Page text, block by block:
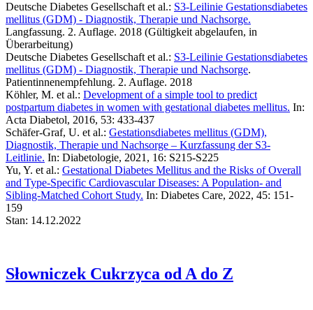
Deutsche Diabetes Gesellschaft et al.: S3-Leilinie Gestationsdiabetes
mellitus (GDM) - Diagnostik, Therapie und Nachsorge.
Langfassung. 2. Auflage. 2018 (Gültigkeit abgelaufen, in
Überarbeitung)
Deutsche Diabetes Gesellschaft et al.: S3-Leilinie Gestationsdiabetes
mellitus (GDM) - Diagnostik, Therapie und Nachsorge.
Patientinnenempfehlung. 2. Auflage. 2018
Köhler, M. et al.: Development of a simple tool to predict
postpartum diabetes in women with gestational diabetes mellitus. In:
Acta Diabetol, 2016, 53: 433-437
Schäfer-Graf, U. et al.: Gestationsdiabetes mellitus (GDM),
Diagnostik, Therapie und Nachsorge – Kurzfassung der S3-
Leitlinie. In: Diabetologie, 2021, 16: S215-S225
Yu, Y. et al.: Gestational Diabetes Mellitus and the Risks of Overall
and Type-Specific Cardiovascular Diseases: A Population- and
Sibling-Matched Cohort Study. In: Diabetes Care, 2022, 45: 151-
159
Stan: 14.12.2022
Słowniczek Cukrzyca od A do Z